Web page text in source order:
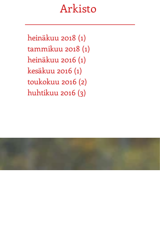
Arkisto
heinäkuu 2018 (1)
tammikuu 2018 (1)
heinäkuu 2016 (1)
kesäkuu 2016 (1)
toukokuu 2016 (2)
huhtikuu 2016 (3)